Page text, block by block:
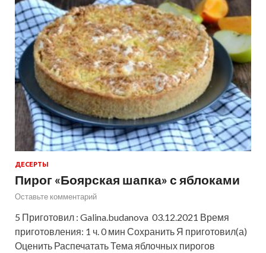
ДЕСЕРТЫ
Пирог «Боярская шапка» с яблоками
Оставьте комментарий
5 Приготовил : Galina.budanova 03.12.2021 Время
приготовления: 1 ч. 0 мин Сохранить Я приготовил(а)
Оценить Распечатать Тема яблочных пирогов